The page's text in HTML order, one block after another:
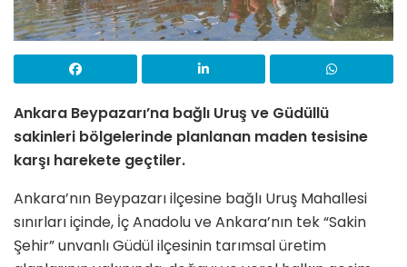
Ankara Beypazarı’na bağlı Uruş ve Güdüllü
sakinleri bölgelerinde planlanan maden tesisine
karşı harekete geçtiler.
Ankara’nın Beypazarı ilçesine bağlı Uruş Mahallesi
sınırları içinde, İç Anadolu ve Ankara’nın tek “Sakin
Şehir” unvanlı Güdül ilçesinin tarımsal üretim